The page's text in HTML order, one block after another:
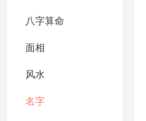
八字算命
面相
风水
名字